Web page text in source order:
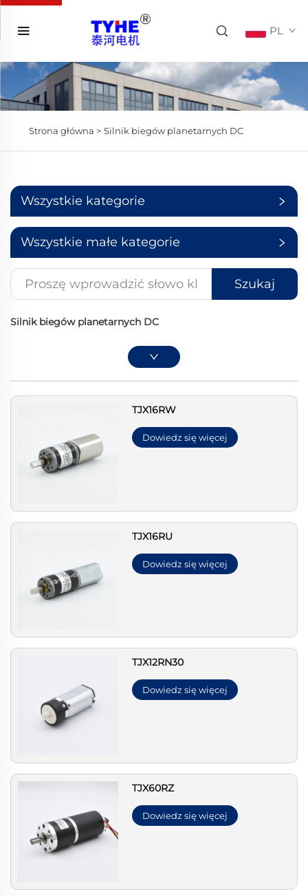
PL
Strona główna > Silnik biegów planetarnych DC
Wszystkie kategorie
Wszystkie małe kategorie
Szukaj
Silnik biegów planetarnych DC
TJX16RW
Dowiedz się więcej
TJX16RU
Dowiedz się więcej
TJX12RN30
Dowiedz się więcej
TJX60RZ
Dowiedz się więcej